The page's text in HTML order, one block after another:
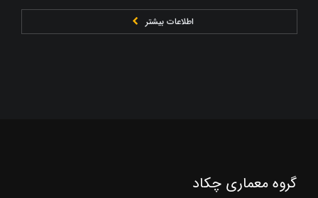
اطلاعات بیشتر
گروه معماری چکاد